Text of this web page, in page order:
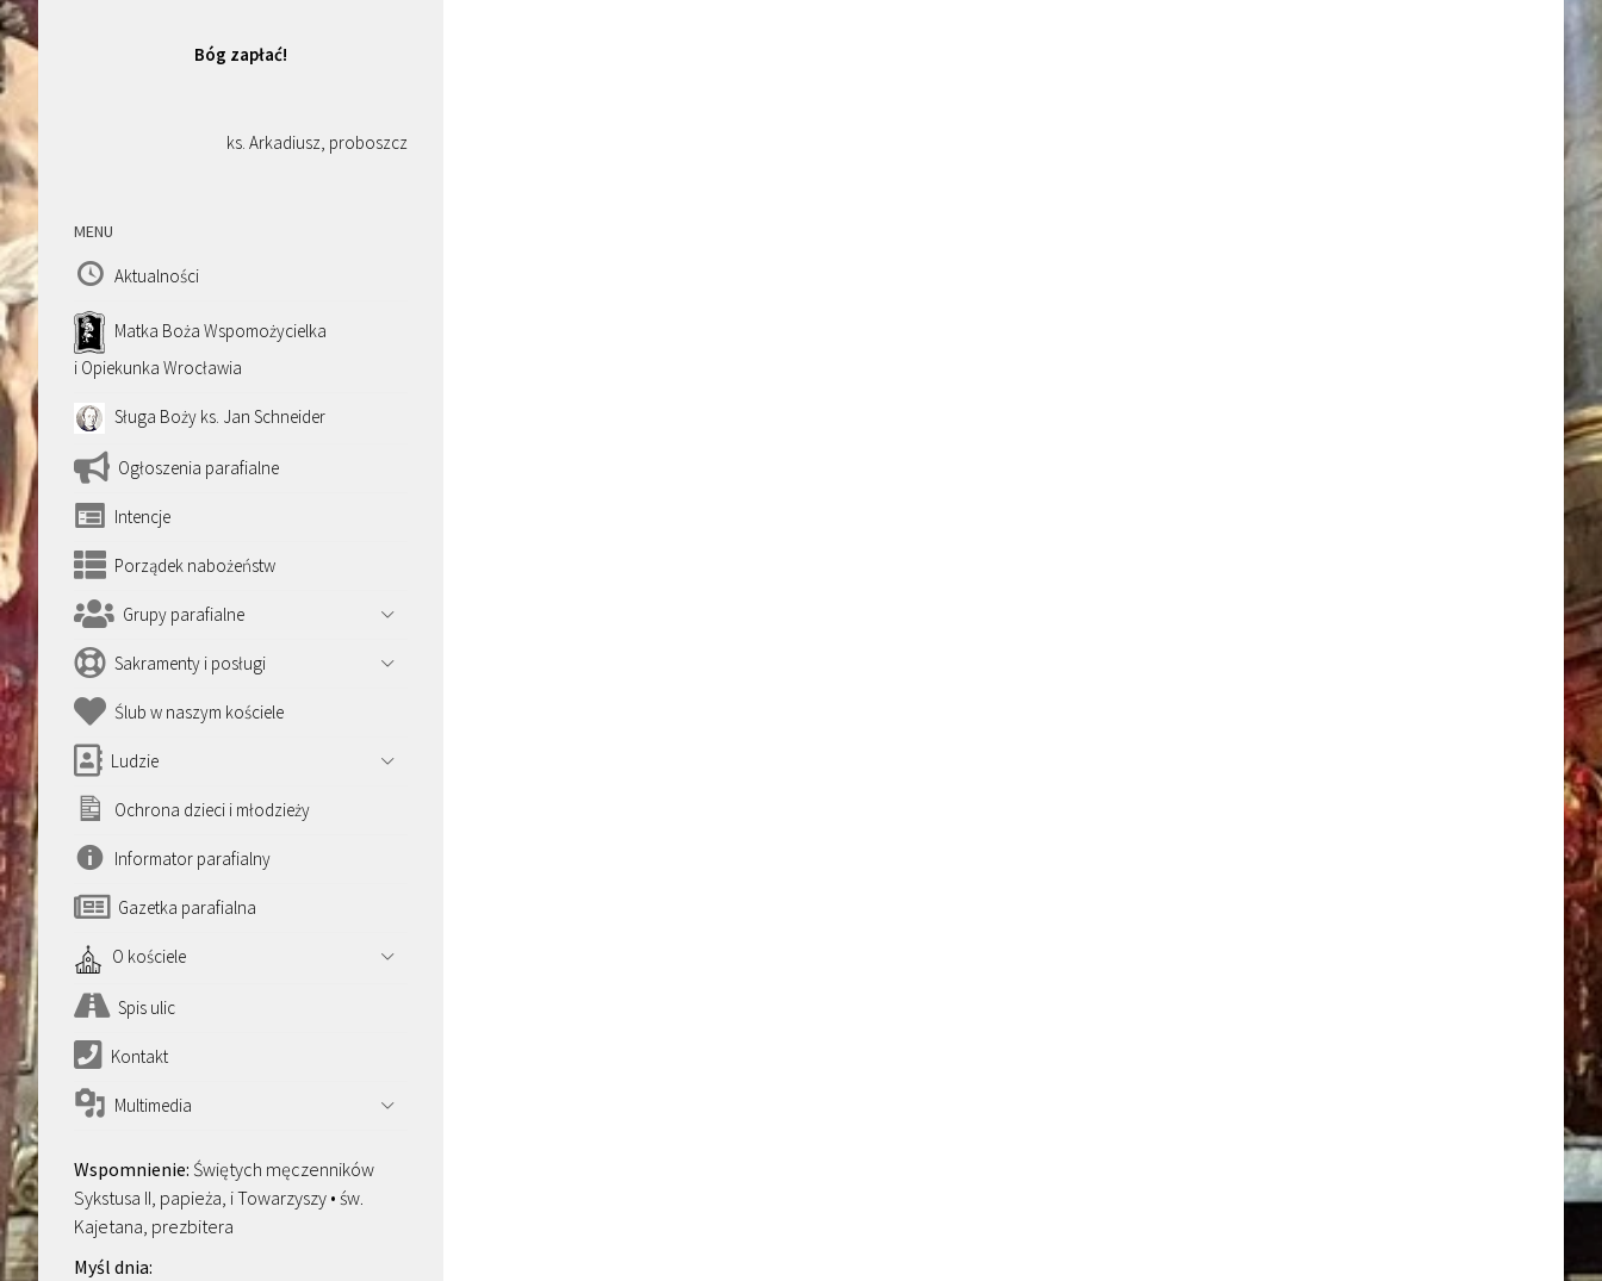
Bóg zapłać!
ks. Arkadiusz, proboszcz
MENU
Aktualności
Matka Boża Wspomożycielka
i Opiekunka Wrocławia
Sługa Boży ks. Jan Schneider
Ogłoszenia parafialne
Intencje
Porządek nabożeństw
Grupy parafialne
Sakramenty i posługi
Ślub w naszym kościele
Ludzie
Ochrona dzieci i młodzieży
Informator parafialny
Gazetka parafialna
O kościele
Spis ulic
Kontakt
Multimedia
Świętych męczenników
Sykstusa II, papieża, i Towarzyszy • św.
Kajetana, prezbitera